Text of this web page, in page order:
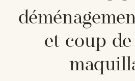
et coup